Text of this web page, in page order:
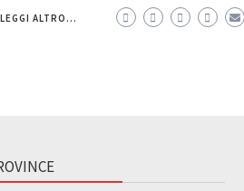
LEGGI ALTRO...